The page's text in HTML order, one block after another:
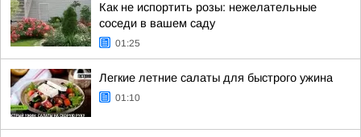
Как не испортить розы: нежелательные
соседи в вашем саду
01:25
Легкие летние салаты для быстрого ужина
01:10